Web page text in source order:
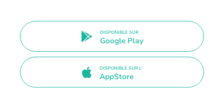
DISPONIBLE SUR
Google Play
DISPONIBLE SUR L'
AppStore